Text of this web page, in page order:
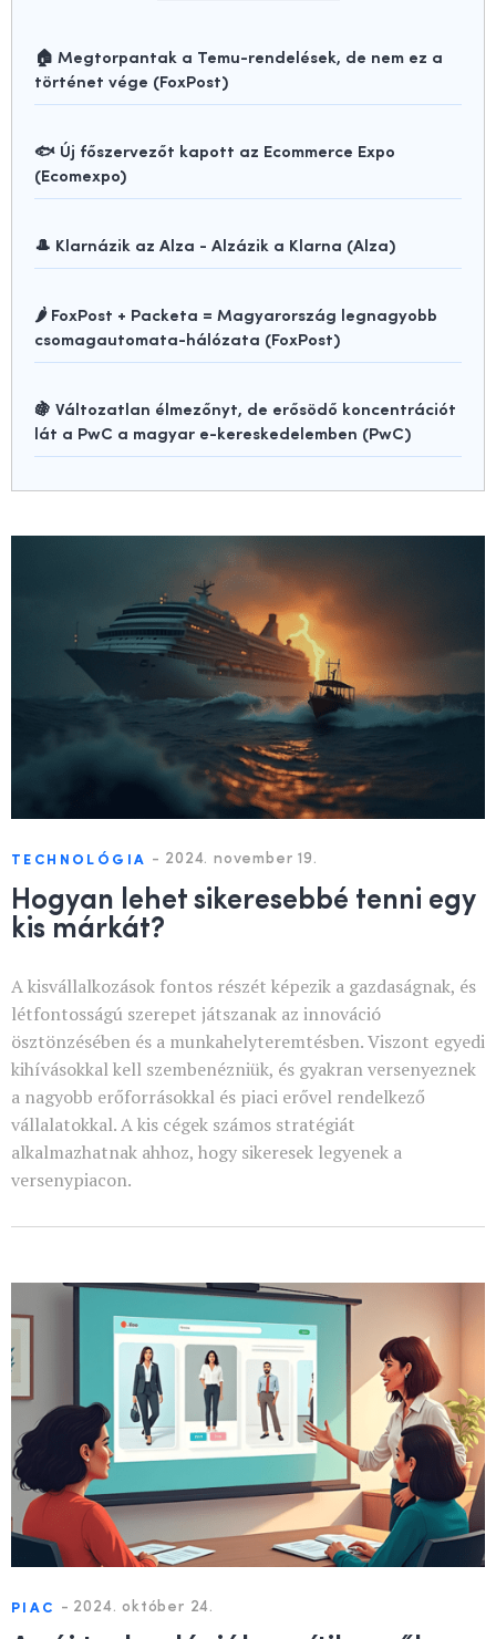
🏠 Megtorpantak a Temu-rendelések, de nem ez a
történet vége (FoxPost)
🐟 Új főszervezőt kapott az Ecommerce Expo
(Ecomexpo)
🎩 Klarnázik az Alza - Alzázik a Klarna (Alza)
🌶️ FoxPost + Packeta = Magyarország legnagyobb
csomagautomata-hálózata (FoxPost)
🍇 Változatlan élmezőnyt, de erősödő koncentrációt
lát a PwC a magyar e-kereskedelemben (PwC)
TECHNOLÓGIA - 2024. november 19.
Hogyan lehet sikeresebbé tenni egy
kis márkát?
A kisvállalkozások fontos részét képezik a gazdaságnak, és
létfontosságú szerepet játszanak az innováció
ösztönzésében és a munkahelyteremtésben. Viszont egyedi
kihívásokkal kell szembenézniük, és gyakran versenyeznek
a nagyobb erőforrásokkal és piaci erővel rendelkező
vállalatokkal. A kis cégek számos stratégiát
alkalmazhatnak ahhoz, hogy sikeresek legyenek a
versenypiacon.
PIAC - 2024. október 24.